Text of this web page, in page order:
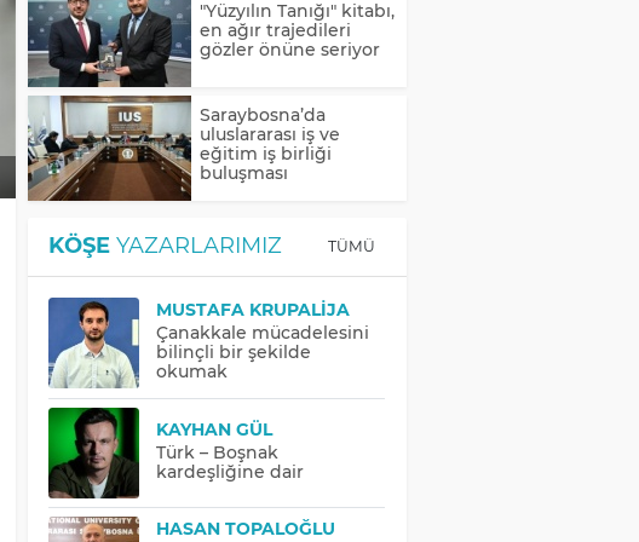
"Yüzyılın Tanığı" kitabı,
en ağır trajedileri
gözler önüne seriyor
Saraybosna’da
uluslararası iş ve
eğitim iş birliği
buluşması
KÖŞE YAZARLARIMIZ TÜMÜ
MUSTAFA KRUPALIJA
Çanakkale mücadelesini
bilinçli bir şekilde
okumak
KAYHAN GÜL
Türk – Boşnak
kardeşliğine dair
HASAN TOPALOĞLU